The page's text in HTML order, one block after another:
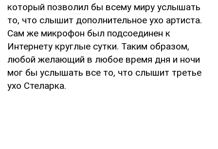
который позволил бы всему миру услышать
то, что слышит дополнительное ухо артиста.
Сам же микрофон был подсоединен к
Интернету круглые сутки. Таким образом,
любой желающий в любое время дня и ночи
мог бы услышать все то, что слышит третье
ухо Стеларка.